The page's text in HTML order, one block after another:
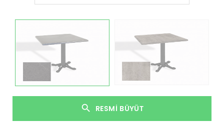
RESMI BÜYÜT